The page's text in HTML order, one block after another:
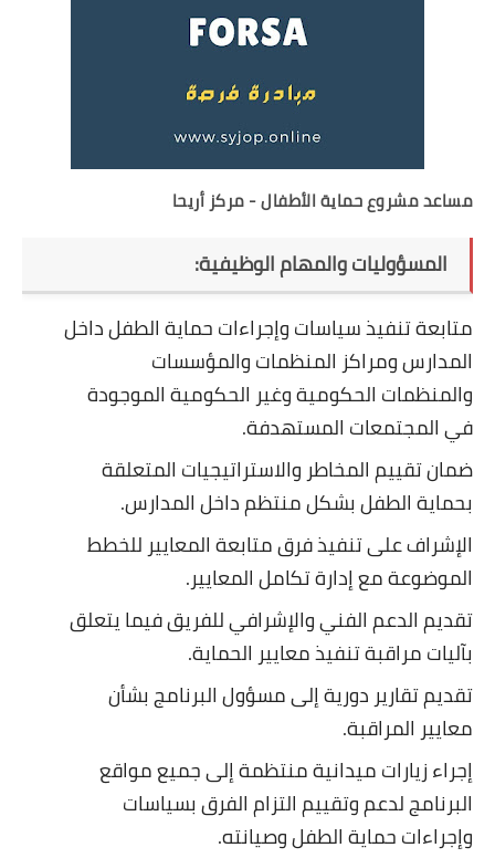
مساعد مشروع حماية الأطفال - مركز أريحا
المسؤوليات والمهام الوظيفية:
متابعة تنفيذ سياسات وإجراءات حماية الطفل داخل
المدارس ومراكز المنظمات والمؤسسات
والمنظمات الحكومية وغير الحكومية الموجودة
في المجتمعات المستهدفة.
ضمان تقييم المخاطر والاستراتيجيات المتعلقة
بحماية الطفل بشكل منتظم داخل المدارس.
الإشراف على تنفيذ فرق متابعة المعايير للخطط
الموضوعة مع إدارة تكامل المعايير.
تقديم الدعم الفني والإشرافي للفريق فيما يتعلق
بآليات مراقبة تنفيذ معايير الحماية.
تقديم تقارير دورية إلى مسؤول البرنامج بشأن
معايير المراقبة.
إجراء زيارات ميدانية منتظمة إلى جميع مواقع
البرنامج لدعم وتقييم التزام الفرق بسياسات
وإجراءات حماية الطفل وصيانته.